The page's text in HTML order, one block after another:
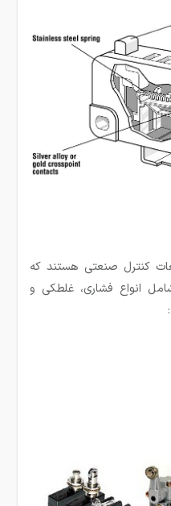
کنترل صنعتی هستند که
انواع فشاری، غلطکی و